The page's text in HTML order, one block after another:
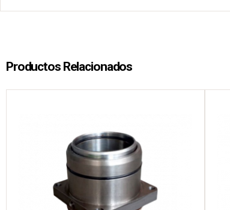
Productos Relacionados